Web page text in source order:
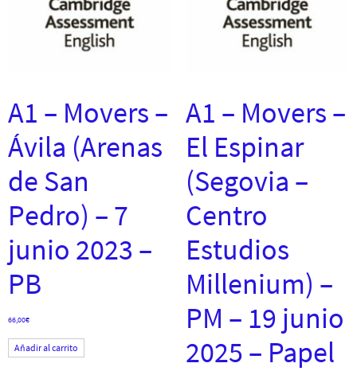
A1 – Movers –
Ávila (Arenas
de San
Pedro) – 7
junio 2023 –
PB
66,00€
Añadir al carrito
A1 – Movers –
El Espinar
(Segovia –
Centro
Estudios
Millenium) –
PM – 19 junio
2025 – Papel